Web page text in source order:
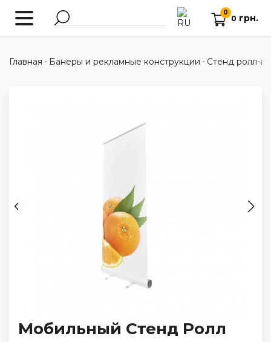
0
0 грн.
Главная - Банеры и рекламные конструкции - Стенд ролл-ап
Мобильный Стенд Ролл